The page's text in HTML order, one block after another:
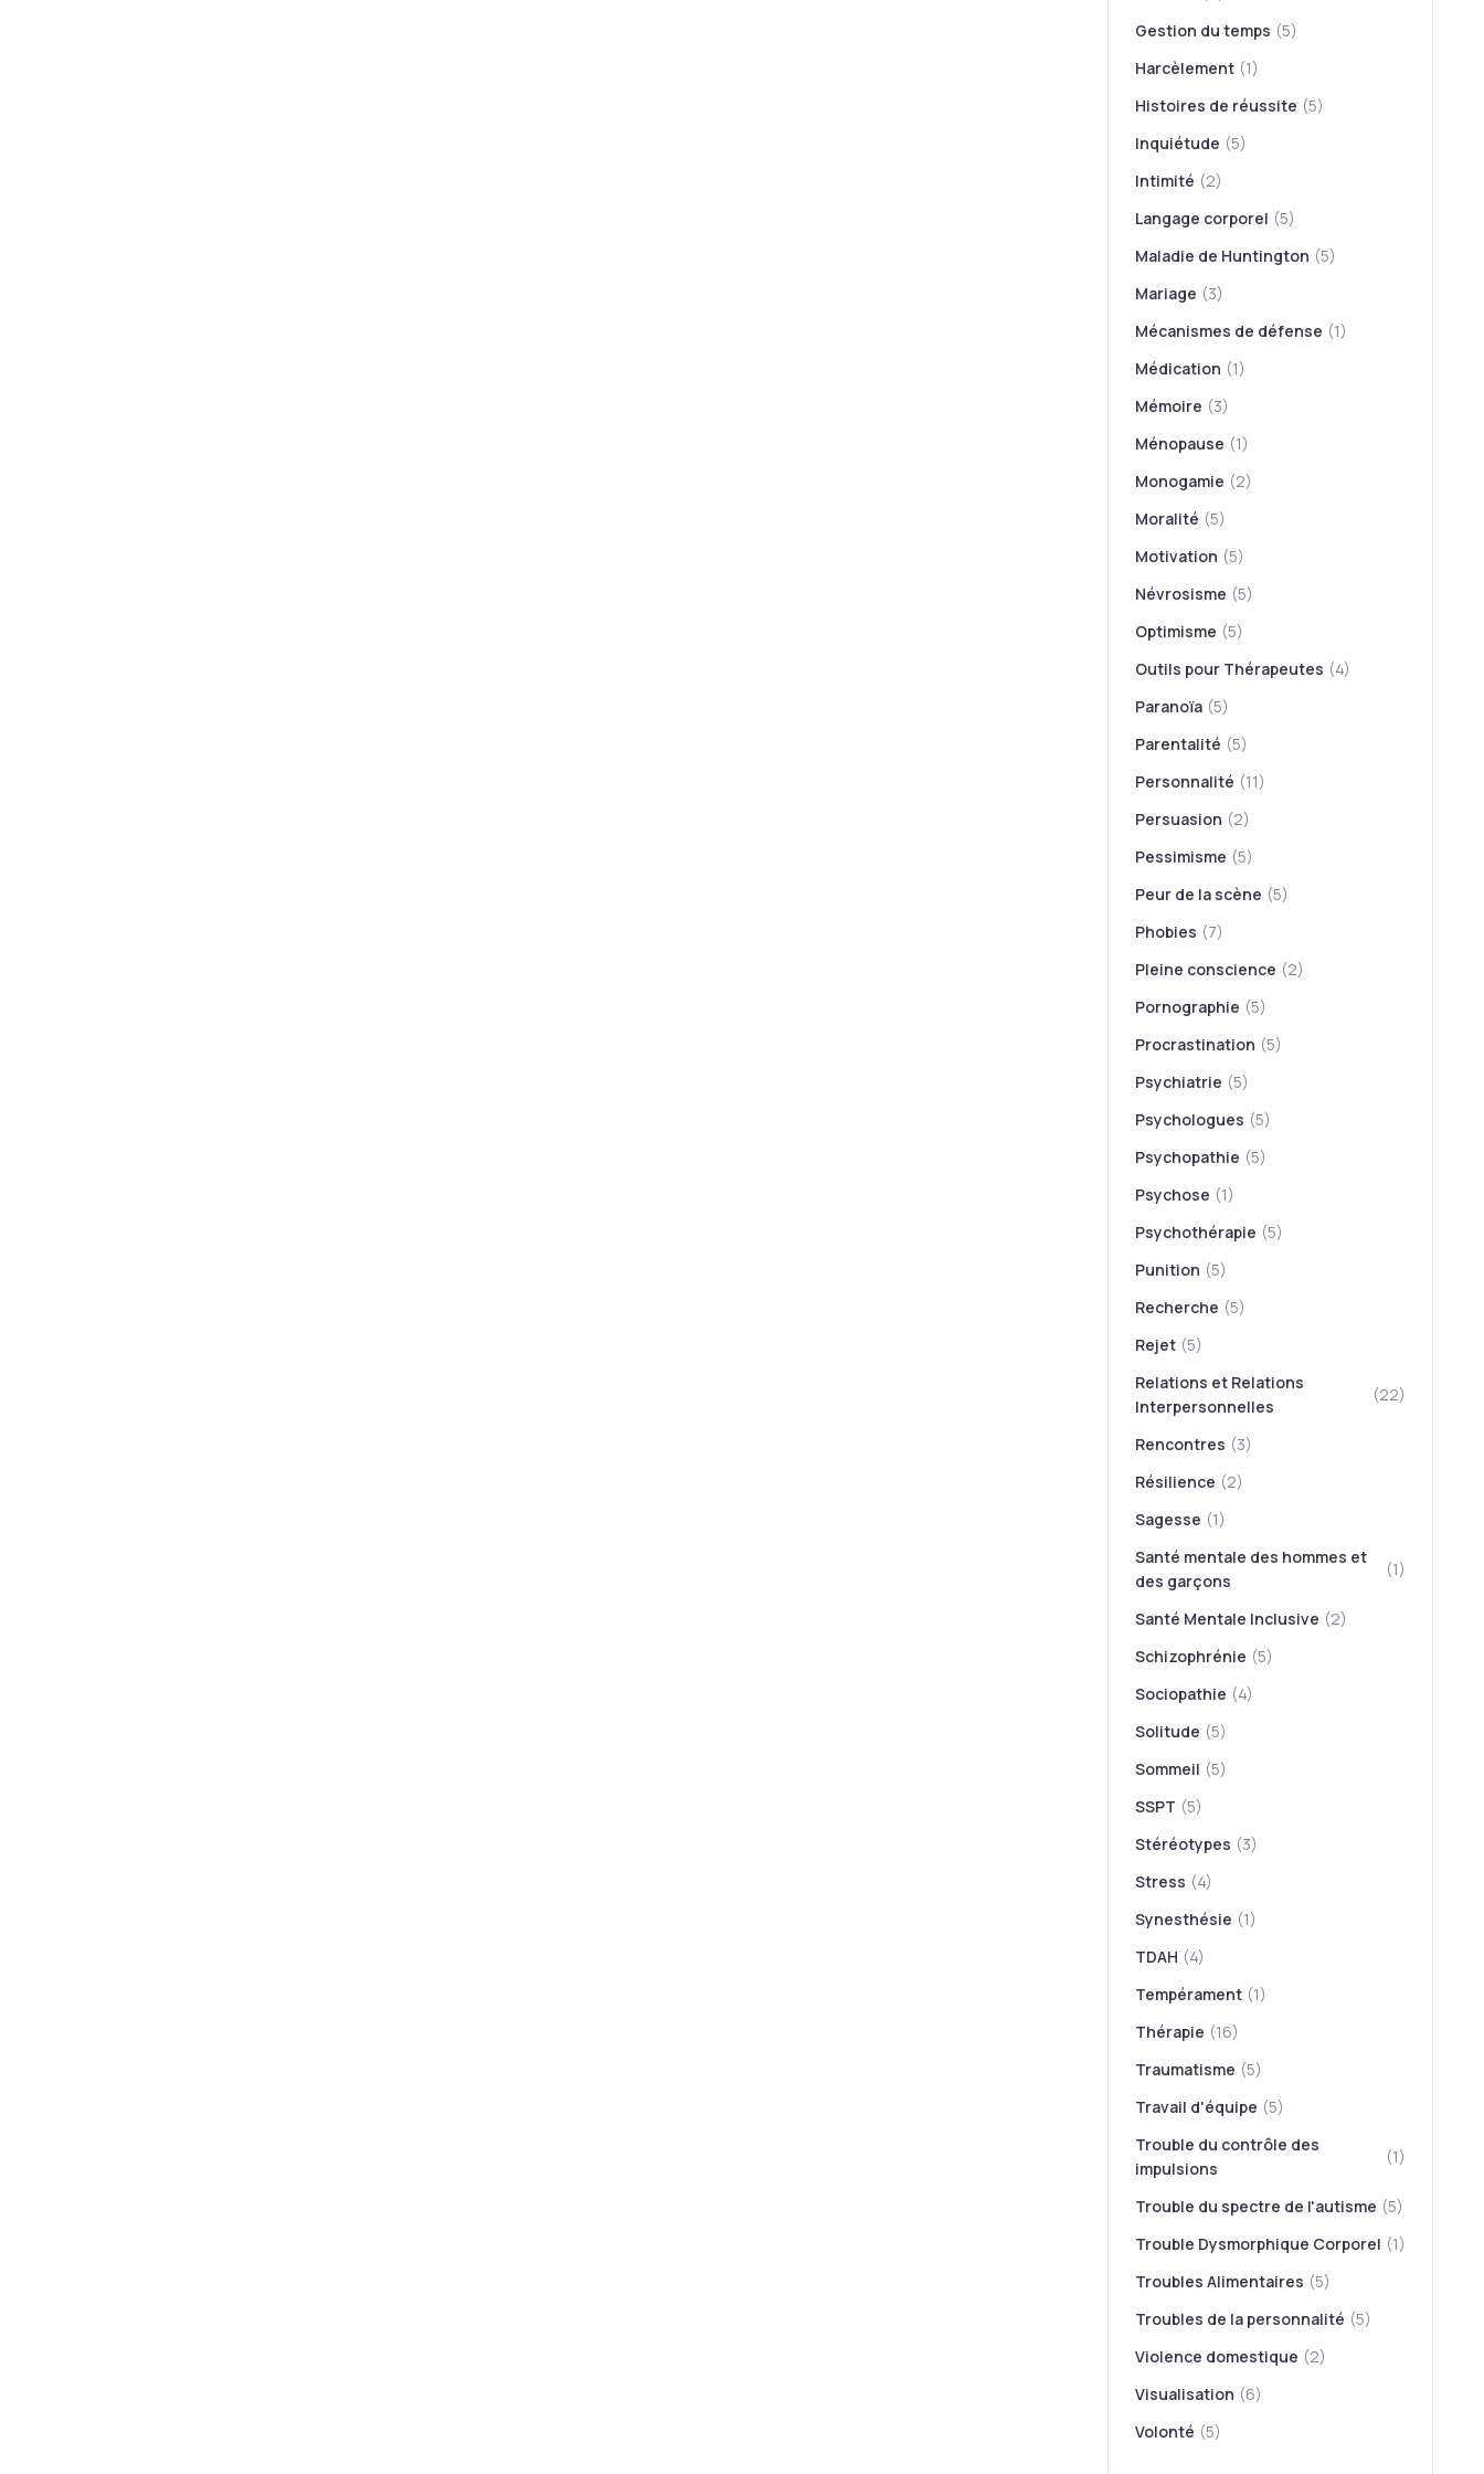
Gestion du temps (5)
Harcèlement (1)
Histoires de réussite (5)
Inquiétude (5)
Intimité (2)
Langage corporel (5)
Maladie de Huntington (5)
Mariage (3)
Mécanismes de défense (1)
Médication (1)
Mémoire (3)
Ménopause (1)
Monogamie (2)
Moralité (5)
Motivation (5)
Névrosisme (5)
Optimisme (5)
Outils pour Thérapeutes (4)
Paranoïa (5)
Parentalité (5)
Personnalité (11)
Persuasion (2)
Pessimisme (5)
Peur de la scène (5)
Phobies (7)
Pleine conscience (2)
Pornographie (5)
Procrastination (5)
Psychiatrie (5)
Psychologues (5)
Psychopathie (5)
Psychose (1)
Psychothérapie (5)
Punition (5)
Recherche (5)
Rejet (5)
Relations et Relations
Interpersonnelles
(22)
Rencontres (3)
Résilience (2)
Sagesse (1)
Santé mentale des hommes et
des garçons
(1)
Santé Mentale Inclusive (2)
Schizophrénie (5)
Sociopathie (4)
Solitude (5)
Sommeil (5)
SSPT (5)
Stéréotypes (3)
Stress (4)
Synesthésie (1)
TDAH (4)
Tempérament (1)
Thérapie (16)
Traumatisme (5)
Travail d'équipe (5)
Trouble du contrôle des
impulsions
(1)
Trouble du spectre de l'autisme (5)
Trouble Dysmorphique Corporel (1)
Troubles Alimentaires (5)
Troubles de la personnalité (5)
Violence domestique (2)
Visualisation (6)
Volonté (5)